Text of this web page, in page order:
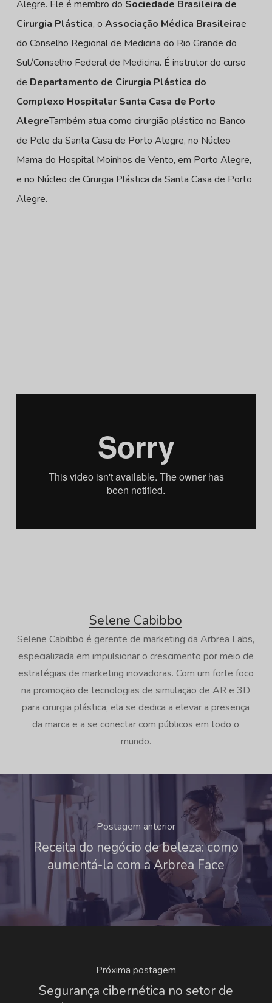
Alegre. Ele é membro do Sociedade Brasileira de
Cirurgia Plástica, o Associação Médica Brasileirae
do Conselho Regional de Medicina do Rio Grande do
Sul/Conselho Federal de Medicina. É instrutor do curso
de Departamento de Cirurgia Plástica do
Complexo Hospitalar Santa Casa de Porto
AlegreTambém atua como cirurgião plástico no Banco
de Pele da Santa Casa de Porto Alegre, no Núcleo
Mama do Hospital Moinhos de Vento, em Porto Alegre,
e no Núcleo de Cirurgia Plástica da Santa Casa de Porto
Alegre.
Selene Cabibbo
Selene Cabibbo é gerente de marketing da Arbrea Labs,
especializada em impulsionar o crescimento por meio de
estratégias de marketing inovadoras. Com um forte foco
na promoção de tecnologias de simulação de AR e 3D
para cirurgia plástica, ela se dedica a elevar a presença
da marca e a se conectar com públicos em todo o
mundo.
Postagem anterior
Receita do negócio de beleza: como
aumentá-la com a Arbrea Face
Próxima postagem
Segurança cibernética no setor de